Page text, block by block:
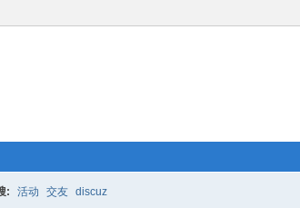
: 活动 交友 discuz